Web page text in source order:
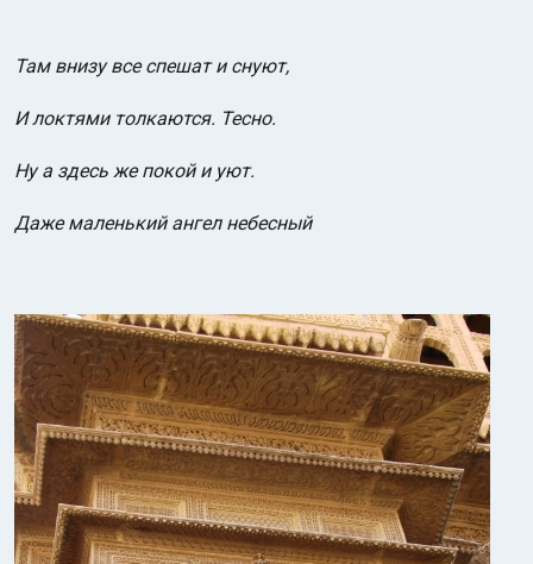
Там внизу все спешат и снуют,
И локтями толкаются. Тесно.
Ну а здесь же покой и уют.
Даже маленький ангел небесный